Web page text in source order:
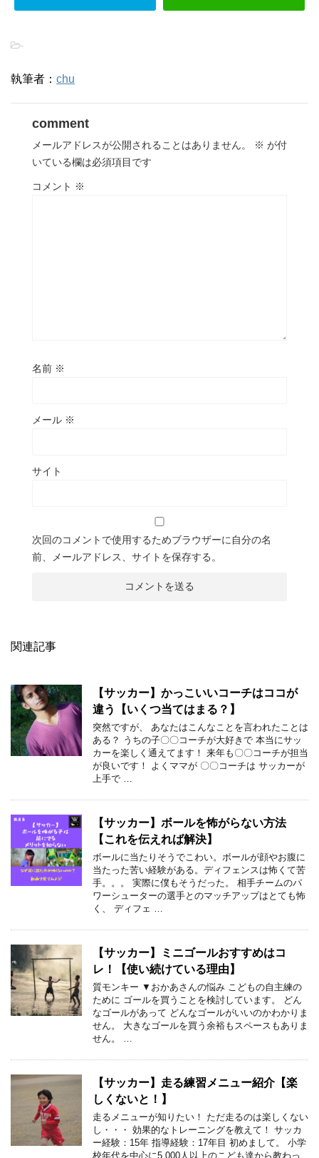
-
執筆者： chu
comment
メールアドレスが公開されることはありません。 ※ が付
いている欄は必須項目です
コメント ※
名前 ※
メール ※
サイト
次回のコメントで使用するためブラウザーに自分の名
前、メールアドレス、サイトを保存する。
関連記事
【サッカー】かっこいいコーチはココが
違う【いくつ当てはまる？】
突然ですが、 あなたはこんなことを言われたことは
ある？ うちの子〇〇コーチが大好きで 本当にサッ
カーを楽しく通えてます！ 来年も〇〇コーチが担当
が良いです！ よくママが 〇〇コーチは サッカーが
上手で …
【サッカー】ボールを怖がらない方法
【これを伝えれば解決】
ボールに当たりそうでこわい。ボールが顔やお腹に
当たった苦い経験がある。ディフェンスは怖くて苦
手。。。 実際に僕もそうだった。 相手チームのパ
ワーシューターの選手とのマッチアップはとても怖
く、 ディフェ …
【サッカー】ミニゴールおすすめはコ
レ！【使い続けている理由】
質モンキー ▼おかあさんの悩み こどもの自主練の
ために ゴールを買うことを検討しています。 どん
なゴールがあって どんなゴールがいいのかわかりま
せん。 大きなゴールを買う余裕もスペースもありま
せん。 …
【サッカー】走る練習メニュー紹介【楽
しくないと！】
走るメニューが知りたい！ ただ走るのは楽しくない
し・・・ 効果的なトレーニングを教えて！ サッカ
ー経験：15年 指導経験：17年目 初めまして。 小学
校年代を中心に5,000人以上のこども達から教わっ